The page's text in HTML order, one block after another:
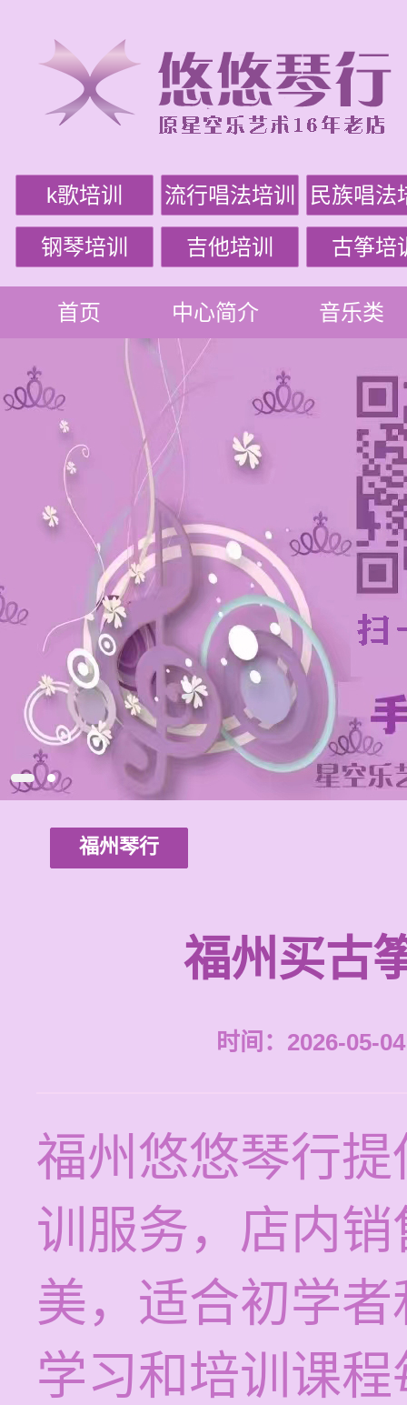
k歌培训 流行唱法培训 民族唱法
钢琴培训 吉他培训 古筝培
首页 中心简介 音乐类
福州琴行
福州买古
时间：2026-05-
福州悠悠琴行
训服务，店内
美，适合初学
学习和培训课